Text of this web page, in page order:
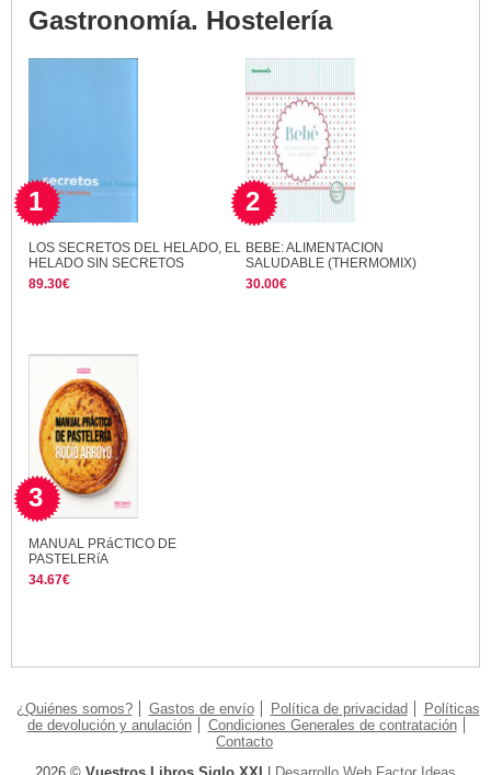
Gastronomía. Hostelería
1
LOS SECRETOS DEL HELADO, EL
HELADO SIN SECRETOS
89.30€
2
BEBE: ALIMENTACION
SALUDABLE (THERMOMIX)
30.00€
3
MANUAL PRáCTICO DE
PASTELERíA
34.67€
¿Quiénes somos? Gastos de envío Política de privacidad
Políticas
de devolución y anulación
Condiciones Generales de contratación
Contacto